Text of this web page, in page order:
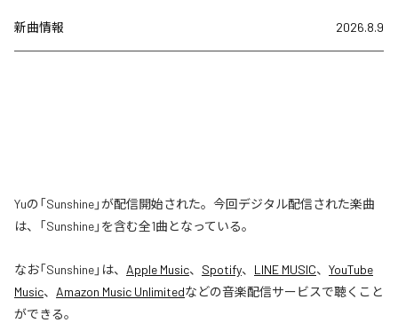
新曲情報 2026.8.9
Yuの「Sunshine」が配信開始された。今回デジタル配信された楽曲
は、「Sunshine」を含む全1曲となっている。
なお「Sunshine」は、 Apple Music、 Spotify、 LINE MUSIC、 YouTube
Music、 Amazon Music Unlimitedなどの音楽配信サービスで聴くこと
ができる。